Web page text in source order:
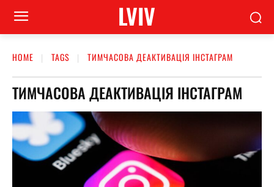
LVIV
HOME TAGS ТИМЧАСОВА ДЕАКТИВАЦІЯ ІНСТАГРАМ
ТИМЧАСОВА ДЕАКТИВАЦІЯ ІНСТАГРАМ